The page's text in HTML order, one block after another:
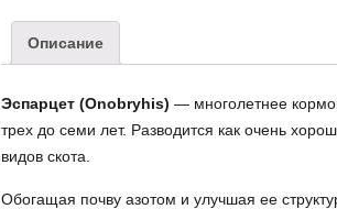
Описание
Эспарцет (Onobryhis) — многолетнее
трех до семи лет. Разводится как очень
видов скота.
Обогащая почву азотом и улучшая ее